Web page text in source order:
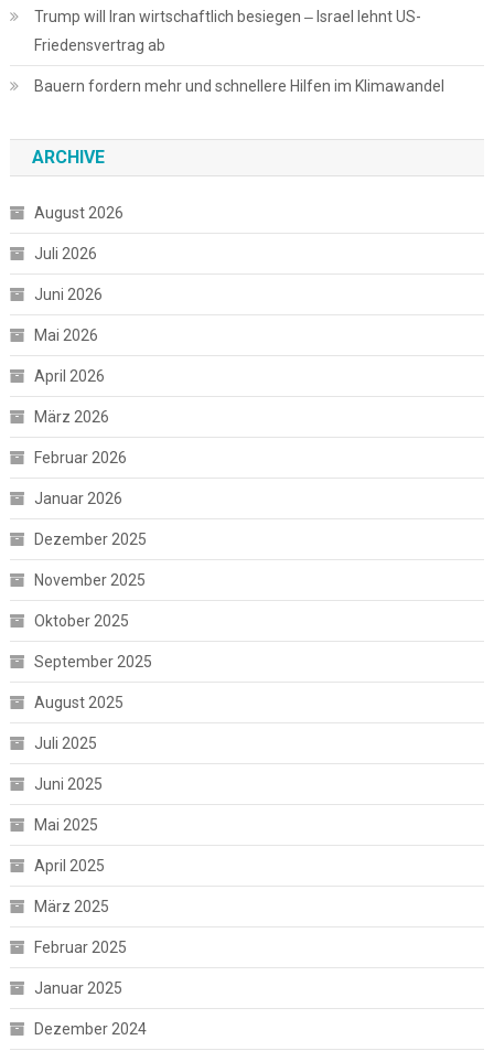
Trump will Iran wirtschaftlich besiegen ‒ Israel lehnt US-
Friedensvertrag ab
Bauern fordern mehr und schnellere Hilfen im Klimawandel
ARCHIVE
August 2026
Juli 2026
Juni 2026
Mai 2026
April 2026
März 2026
Februar 2026
Januar 2026
Dezember 2025
November 2025
Oktober 2025
September 2025
August 2025
Juli 2025
Juni 2025
Mai 2025
April 2025
März 2025
Februar 2025
Januar 2025
Dezember 2024